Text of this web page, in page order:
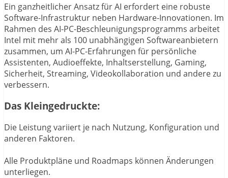
Ein ganzheitlicher Ansatz für AI erfordert eine robuste
Software-Infrastruktur neben Hardware-Innovationen. Im
Rahmen des AI-PC-Beschleunigungsprogramms arbeitet
Intel mit mehr als 100 unabhängigen Softwareanbietern
zusammen, um AI-PC-Erfahrungen für persönliche
Assistenten, Audioeffekte, Inhaltserstellung, Gaming,
Sicherheit, Streaming, Videokollaboration und andere zu
verbessern.
Das Kleingedruckte:
Die Leistung variiert je nach Nutzung, Konfiguration und
anderen Faktoren.
Alle Produktpläne und Roadmaps können Änderungen
unterliegen.